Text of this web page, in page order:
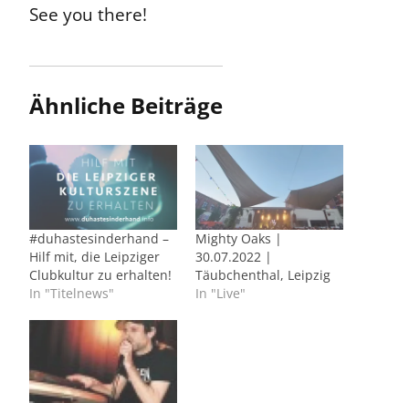
See you there!
Ähnliche Beiträge
#duhastesinderhand –
Hilf mit, die Leipziger
Clubkultur zu erhalten!
In "Titelnews"
Mighty Oaks |
30.07.2022 |
Täubchenthal, Leipzig
In "Live"